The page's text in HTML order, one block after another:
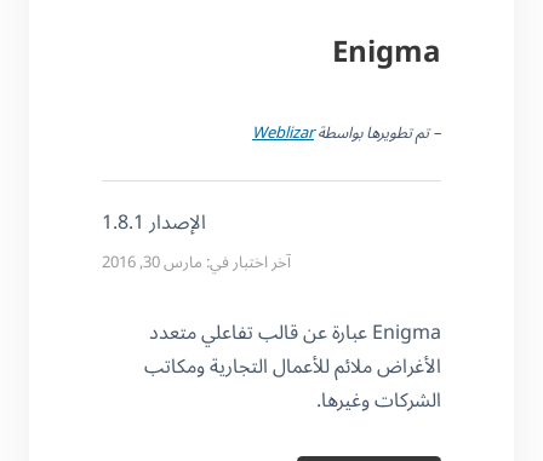
Enigma
– تم تطويرها بواسطةWeblizar
الإصدار 1.8.1
آخر اختبار في: مارس 30, 2016
Enigma عبارة عن قالب تفاعلي متعدد
الأغراض ملائم للأعمال التجارية ومكاتب
الشركات وغيرها.